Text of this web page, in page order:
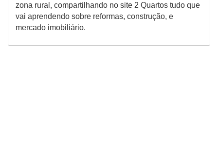
zona rural, compartilhando no site 2 Quartos tudo que
vai aprendendo sobre reformas, construção, e
mercado imobiliário.